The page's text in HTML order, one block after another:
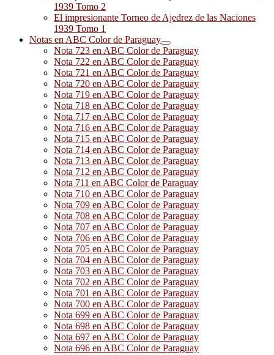
1939 Tomo 2
El impresionante Torneo de Ajedrez de las Naciones
1939 Tomo 1
Notas en ABC Color de Paraguay
Nota 723 en ABC Color de Paraguay
Nota 722 en ABC Color de Paraguay
Nota 721 en ABC Color de Paraguay
Nota 720 en ABC Color de Paraguay
Nota 719 en ABC Color de Paraguay
Nota 718 en ABC Color de Paraguay
Nota 717 en ABC Color de Paraguay
Nota 716 en ABC Color de Paraguay
Nota 715 en ABC Color de Paraguay
Nota 714 en ABC Color de Paraguay
Nota 713 en ABC Color de Paraguay
Nota 712 en ABC Color de Paraguay
Nota 711 en ABC Color de Paraguay
Nota 710 en ABC Color de Paraguay
Nota 709 en ABC Color de Paraguay
Nota 708 en ABC Color de Paraguay
Nota 707 en ABC Color de Paraguay
Nota 706 en ABC Color de Paraguay
Nota 705 en ABC Color de Paraguay
Nota 704 en ABC Color de Paraguay
Nota 703 en ABC Color de Paraguay
Nota 702 en ABC Color de Paraguay
Nota 701 en ABC Color de Paraguay
Nota 700 en ABC Color de Paraguay
Nota 699 en ABC Color de Paraguay
Nota 698 en ABC Color de Paraguay
Nota 697 en ABC Color de Paraguay
Nota 696 en ABC Color de Paraguay